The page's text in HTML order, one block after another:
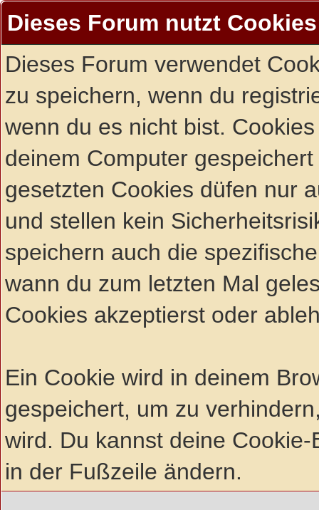
Dieses Forum nutzt Cookies
Dieses Forum verwendet
zu speichern, wenn du
wenn du es nicht bist.
deinem Computer
gesetzten Cookies düfen nur
und stellen kein
speichern auch die
wann du zum letzten Mal
Cookies akzeptierst oder
Ein Cookie wird in deinem
gespeichert, um zu
wird. Du kannst deine
in der Fußzeile ändern.